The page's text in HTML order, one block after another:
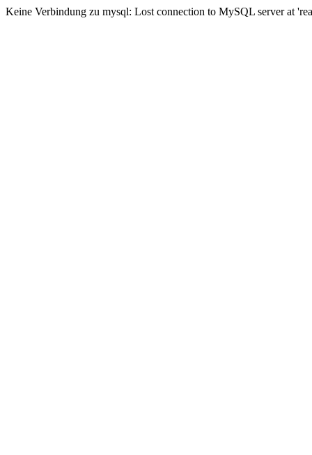
Keine Verbindung zu mysql: Lost connection to MySQL server at